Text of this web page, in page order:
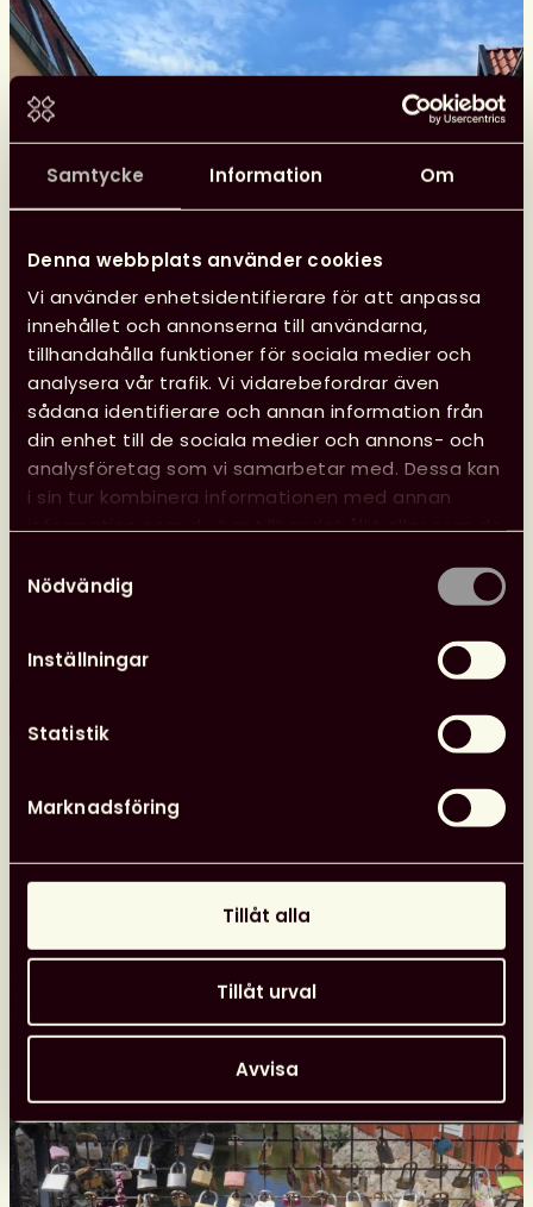
Samtycke Information Om
Denna webbplats använder cookies
Vi använder enhetsidentifierare för att anpassa
innehållet och annonserna till användarna,
tillhandahålla funktioner för sociala medier och
analysera vår trafik. Vi vidarebefordrar även
sådana identifierare och annan information från
din enhet till de sociala medier och annons- och
analysföretag som vi samarbetar med. Dessa kan
i sin tur kombinera informationen med annan
information som du har tillhandahållit eller som de
Nödvändig
Inställningar
Statistik
Marknadsföring
Tillåt alla
Tillåt urval
Avvisa
Se Svensk biblioteksförenings
programpunkter i Almedalen
Svensk biblioteksförening anordnade tre
programpunkter under Almedalen med fokus på
biblioteksfrågor, bildning och kultur. Samtalen spelades
Se
programpunkter
Almedalen
26 juni, 2026 Nyheter